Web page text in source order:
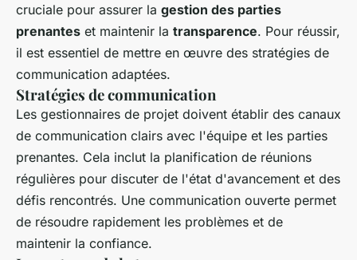
cruciale pour assurer la gestion des parties
prenantes et maintenir la transparence. Pour réussir,
il est essentiel de mettre en œuvre des stratégies de
communication adaptées.
Stratégies de communication
Les gestionnaires de projet doivent établir des canaux
de communication clairs avec l'équipe et les parties
prenantes. Cela inclut la planification de réunions
régulières pour discuter de l'état d'avancement et des
défis rencontrés. Une communication ouverte permet
de résoudre rapidement les problèmes et de
maintenir la confiance.